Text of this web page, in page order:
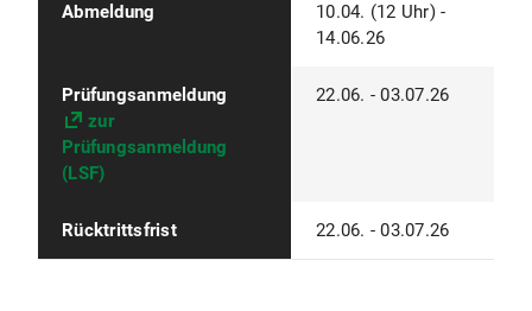
Abmeldung
10.04. (12 Uhr) -
14.06.26
Prüfungsanmeldung
zur
Prüfungsanmeldung
(LSF)
22.06. - 03.07.26
Rücktrittsfrist 22.06. - 03.07.26